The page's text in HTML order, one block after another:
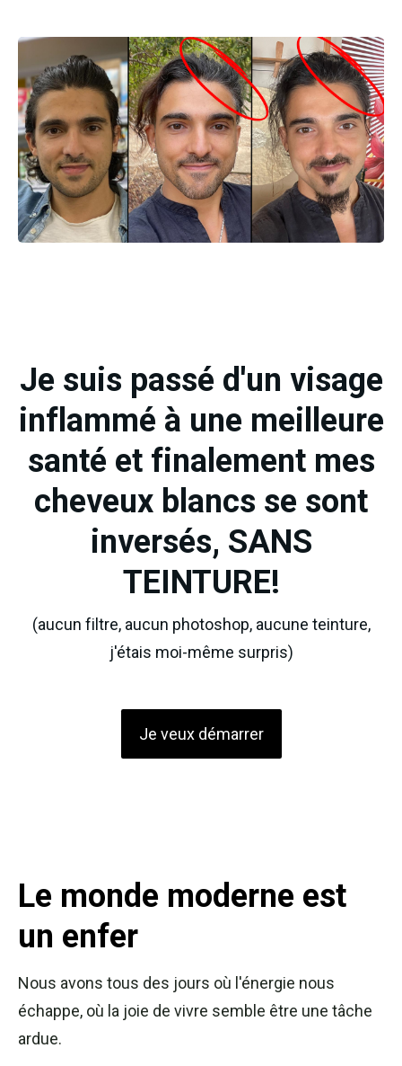
Je suis passé d'un visage
inflammé à une meilleure
santé et finalement mes
cheveux blancs se sont
inversés, SANS
TEINTURE!
(aucun filtre, aucun photoshop, aucune teinture,
j'étais moi-même surpris)
Je veux démarrer
Le monde moderne est
un enfer
Nous avons tous des jours où l'énergie nous
échappe, où la joie de vivre semble être une tâche
ardue.